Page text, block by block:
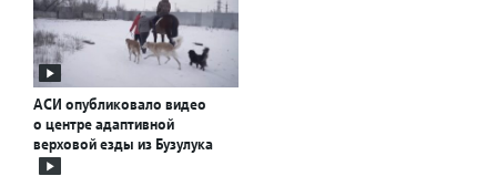
АСИ опубликовало видео
о центре адаптивной
верховой езды из Бузулука